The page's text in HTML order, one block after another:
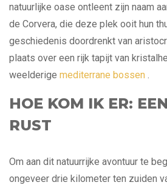
natuurlijke oase ontleent zijn naam
de Corvera, die deze plek ooit hun
geschiedenis doordrenkt van
plaats over een rijk tapijt van
weelderige mediterrane bossen
HOE KOM IK ER:
RUST
Om aan dit natuurrijke avontuur te
ongeveer drie kilometer ten zuiden